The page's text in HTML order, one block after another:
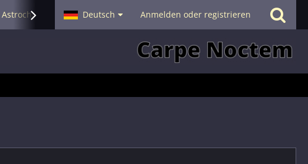
Astrochat - Smalltalk Hilfe
Deutsch Anmelden oder registrieren